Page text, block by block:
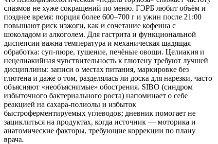
спазмов не хуже сокращений по меню. ГЭРБ любит объём и
позднее время: порция более 600–700 г и ужин после 21:00
повышают риск изжоги, как и сочетание кофеина с
шоколадом и алкоголем. Для гастрита и функциональной
диспепсии важна температура и механическая щадящая
обработка: суп-пюре, тушение, печёные овощи. Целиакия и
нецелиакийная чувствительность к глютену требуют лучшей
дисциплины: записи о местах питания, маркировке без
глютена и даже о том, разделялась ли доска для нарезки, часто
объясняют «необъяснимые» обострения. SIBO (синдром
избыточного бактериального роста) напоминает о себе
реакцией на сахара-полиолы и избыток
быстроферментируемых углеводов; дневник помогает не
зациклиться на продуктах, когда источник — моторика и
анатомические факторы, требующие коррекции по плану
врача.